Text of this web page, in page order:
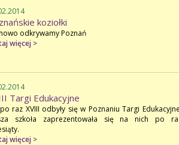
koziołki
odkrywamy Poznań
więcej >
Targi Edukacyjne
raz XVIII odbyły się w Poznaniu Targi
szkoła zaprezentowała się na nich po
więcej >